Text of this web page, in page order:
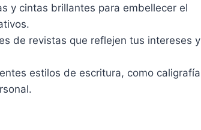
y cintas brillantes para embellecer el
de revistas que reflejen tus intereses y
estilos de escritura, como caligrafía